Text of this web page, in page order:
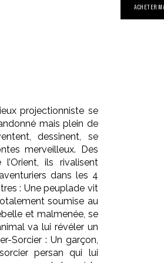
projectionniste se
mais plein de
dessinent, se
merveilleux. Des
ils rivalisent
dans les 4
: Une peuplade vit
soumise au
et malmenée, se
va lui révéler un
Sorcier : Un garçon,
persan qui lui
ACHETER